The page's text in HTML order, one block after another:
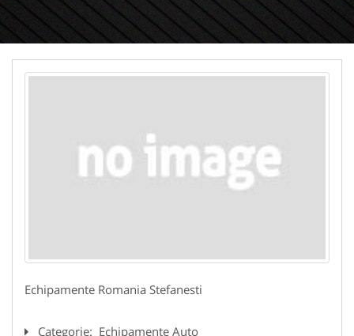
Echipamente Romania Stefanesti
Categorie: Echipamente Auto